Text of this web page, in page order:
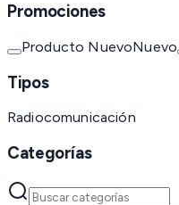
Promociones
Producto NuevoNuevo
Tipos
Radiocomunicación
Categorías